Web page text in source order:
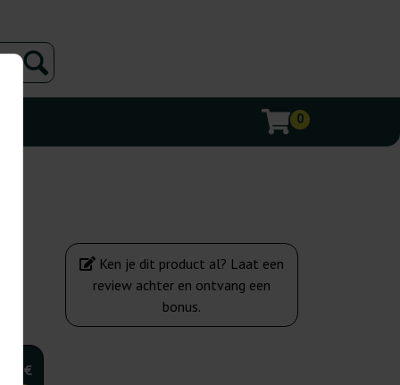
0
€
Ken je dit product al? Laat een
review achter en ontvang een
bonus.